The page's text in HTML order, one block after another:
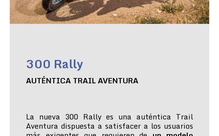
300 Rally
AUTÉNTICA TRAIL AVENTURA
La nueva 300 Rally es una auténtica Trail
Aventura dispuesta a satisfacer a los usuarios